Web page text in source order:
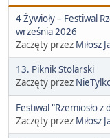
4 Żywioły – Festiwal
września 2026
Zaczęty przez Miłosz
13. Piknik Stolarski
Zaczęty przez
Festiwal "Rzemiosło
Zaczęty przez Miłosz